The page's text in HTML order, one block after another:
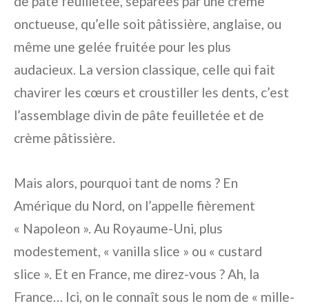
onctueuse, qu’elle soit pâtissière, anglaise, ou
même une gelée fruitée pour les plus
audacieux. La version classique, celle qui fait
chavirer les cœurs et croustiller les dents, c’est
l’assemblage divin de pâte feuilletée et de
crème pâtissière.
Mais alors, pourquoi tant de noms ? En
Amérique du Nord, on l’appelle fièrement
« Napoleon ». Au Royaume-Uni, plus
modestement, « vanilla slice » ou « custard
slice ». Et en France, me direz-vous ? Ah, la
France… Ici, on le connaît sous le nom de « mille-